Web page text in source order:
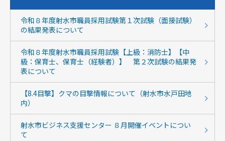
令和８年度射水市職員採用試験第１次試験（面接試験）
の結果発表について
令和８年度射水市職員採用試験【上級：消防士】【中
級：保育士、保育士（経験者）】 第２次試験の結果発
表について
【8.4目撃】クマの目撃情報について（射水市水戸田地
内）
射水市ビジネス支援センター ８月開催イベントについ
て